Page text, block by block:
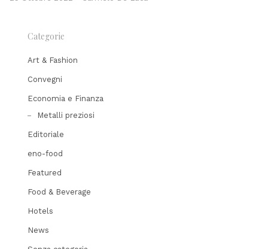
Categorie
Art & Fashion
Convegni
Economia e Finanza
Metalli preziosi
Editoriale
eno-food
Featured
Food & Beverage
Hotels
News